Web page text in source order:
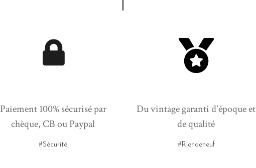
Paiement 100% sécurisé par
chèque, CB ou Paypal
#Sécurité
Du vintage garanti d'époque et
de qualité
#Riendeneuf